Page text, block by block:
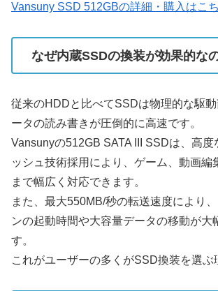
Vansuny SSD 512GBの詳細・購入はこ
なぜ内蔵SSDの換装が効果的な
従来のHDDと比べてSSDは物理的な駆
ータの読み書きが圧倒的に高速です。
Vansunyの512GB SATA III SSDは、高
ッシュ技術採用により、ゲーム、動画編
まで幅広く対応できます。
また、最大550MB/秒の転送速度により
ンの起動時間や大容量データの移動が大
す。
これがユーザーの多くがSSD換装を選ぶ